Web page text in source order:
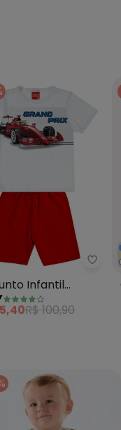
Infantil Menino
Kyly
Infantil
em Algodão
R$ 100,90